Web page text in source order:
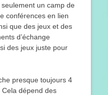
un camp de
conférences en lien
que des jeux et des
d’échange
des jeux juste pour
presque toujours 4
dépend des